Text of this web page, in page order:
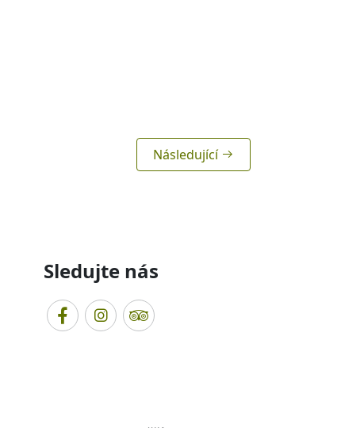
Následující
Sledujte nás